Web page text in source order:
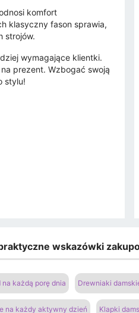
komfort
klasyczny fason sprawia,
strojów.
wymagające klientki.
prezent. Wzbogać swoją
stylu!
wskazówki
każdą porę dnia Drewniaki
na każdy aktywny dzień Klapki